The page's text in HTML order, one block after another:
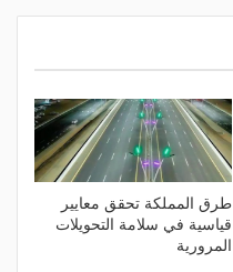
طرق المملكة تحقق معايير
قياسية في سلامة التحويلات
المرورية